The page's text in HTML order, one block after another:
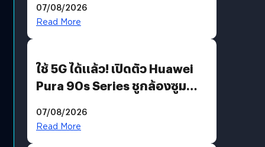
บริโภคและ B2B
07/08/2026
Read More
ใช้ 5G ได้แล้ว! เปิดตัว Huawei
Pura 90s Series ชูกล้องซูม
07/08/2026
Read More